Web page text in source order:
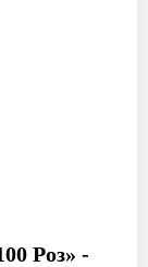
Роз» -